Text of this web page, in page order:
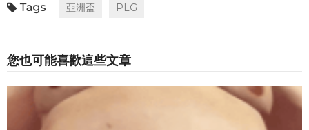
亞洲盃 PLG
您也可能喜歡這些文章